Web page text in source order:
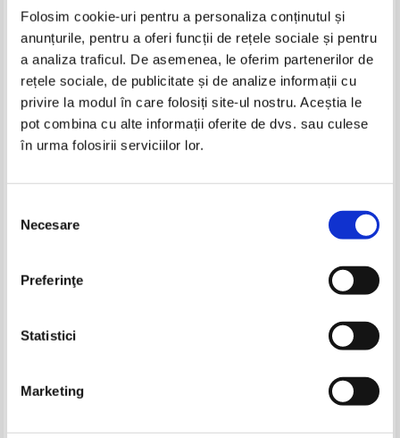
Folosim cookie-uri pentru a personaliza conținutul și
anunțurile, pentru a oferi funcții de rețele sociale și pentru
a analiza traficul. De asemenea, le oferim partenerilor de
rețele sociale, de publicitate și de analize informații cu
privire la modul în care folosiți site-ul nostru. Aceștia le
pot combina cu alte informații oferite de dvs. sau culese
în urma folosirii serviciilor lor.
consimțământului
Necesare
Preferinţe
Statistici
Marketing
Susan Verde - Sunt pace. O carte
despre mindfulness
Pret:28,00Lei 16,80 Lei
Adaugă în coș
Nance Guilmartin - Cuvinte care
vindeca. Ce poti spune cand nu
stii ce sa spui
Pret:30,00 Lei
Adaugă în coș
Pret:
Dale Carnegie - Secretele
Lei